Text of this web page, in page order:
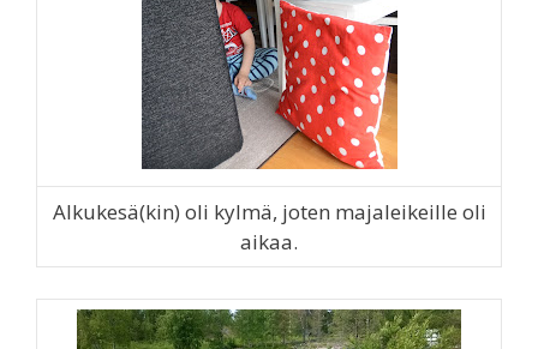
Alkukesä(kin) oli kylmä, joten majaleikeille oli
aikaa.